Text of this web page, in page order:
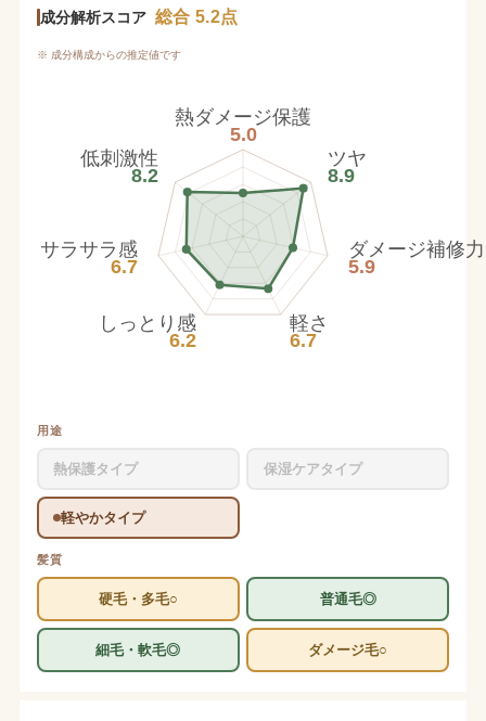
成分解析スコア 総合 5.2点
※ 成分構成からの推定値です
熱ダメージ保護
5.0
ツヤ
8.9
ダメージ補修力
5.9
軽さ
6.7
しっとり感
6.2
サラサラ感
6.7
低刺激性
8.2
用途
熱保護タイプ 保湿ケアタイプ
軽やかタイプ
髪質
硬毛・多毛○ 普通毛◎
細毛・軟毛◎ ダメージ毛○